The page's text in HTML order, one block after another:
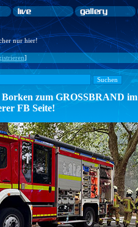
nur hier!
]
zum GROSSBRAND im
FB Seite!